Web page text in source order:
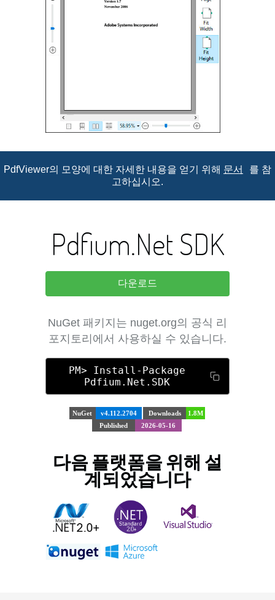
PdfViewer의 모양에 대한 자세한 내용을 얻기 위해 문서
를 참
고하십시오.
Pdfium.Net SDK
다운로드
NuGet 패키지는 nuget.org의 공식 리
포지토리에서 사용하실 수 있습니다.
PM> Install-Package
Pdfium.Net.SDK
NuGet v4.112.2704 Downloads
1.8M
Published
2026-05-16
다음 플랫폼을 위해 설
계되었습니다